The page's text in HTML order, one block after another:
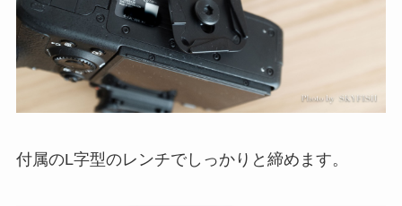
付属のL字型のレンチでしっかりと締めます。